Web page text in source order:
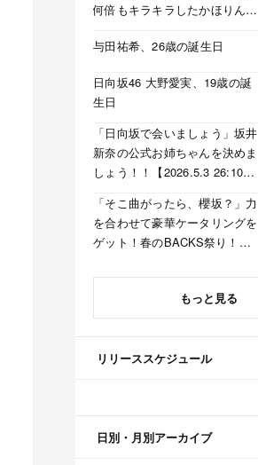
何倍もキラキラしたかほりんが
与田祐希、26歳の誕生日
日向坂46 大野愛実、19歳の誕
生日
「日向坂で会いましょう」坂井
新奈の公式お姉ちゃんを決めま
しょう！！【2026.5.3 26:10〜
「そこ曲がったら、櫻坂？」力
を合わせて豪華ケータリングを
ゲット！春のBACKS祭り！
京】
もっと見る
リリーススケジュール
日別・月別アーカイブ